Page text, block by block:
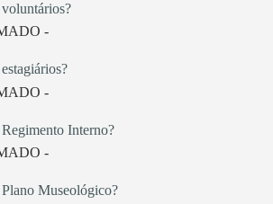
-
-
Interno?
-
Museológico?